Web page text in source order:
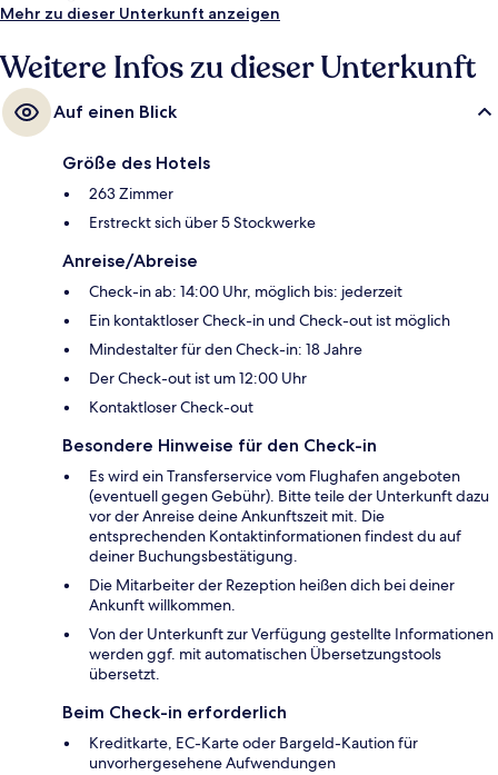
Mehr zu dieser Unterkunft anzeigen
Weitere Infos zu dieser Unterkunft
Auf einen Blick
Größe des Hotels
263 Zimmer
Erstreckt sich über 5 Stockwerke
Anreise/Abreise
Check-in ab: 14:00 Uhr, möglich bis: jederzeit
Ein kontaktloser Check-in und Check-out ist möglich
Mindestalter für den Check-in: 18 Jahre
Der Check-out ist um 12:00 Uhr
Kontaktloser Check-out
Besondere Hinweise für den Check-in
Es wird ein Transferservice vom Flughafen angeboten
(eventuell gegen Gebühr). Bitte teile der Unterkunft dazu
vor der Anreise deine Ankunftszeit mit. Die
entsprechenden Kontaktinformationen findest du auf
deiner Buchungsbestätigung.
Die Mitarbeiter der Rezeption heißen dich bei deiner
Ankunft willkommen.
Von der Unterkunft zur Verfügung gestellte Informationen
werden ggf. mit automatischen Übersetzungstools
übersetzt.
Beim Check-in erforderlich
Kreditkarte, EC-Karte oder Bargeld-Kaution für
unvorhergesehene Aufwendungen